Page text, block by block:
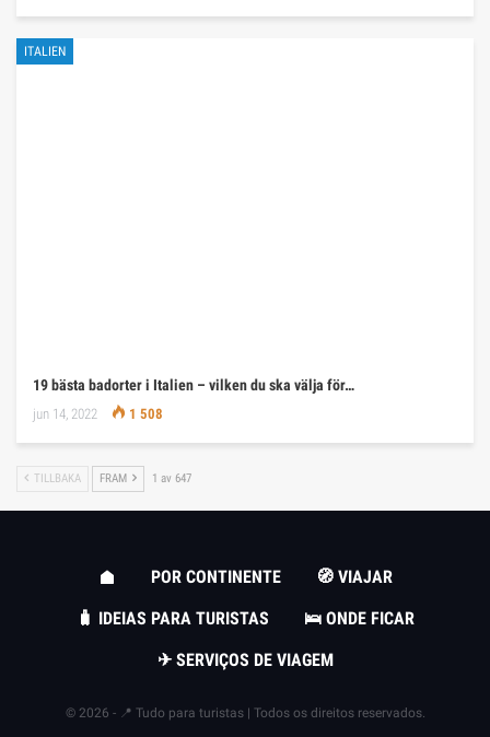
ITALIEN
19 bästa badorter i Italien – vilken du ska välja för…
jun 14, 2022 1 508
TILLBAKA FRAM 1 av 647
POR CONTINENTE
🧭 VIAJAR
🧳 IDEIAS PARA TURISTAS
🛌 ONDE FICAR
✈ SERVIÇOS DE VIAGEM
© 2026 - 📍 Tudo para turistas | Todos os direitos reservados.